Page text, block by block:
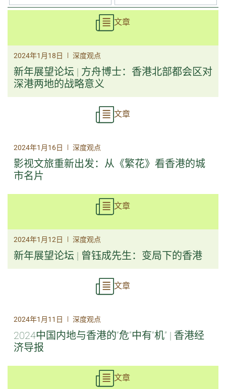
文章
2024年1月18日 | 深度观点
新年展望论坛 | 方舟博士：香港北部都会区对
深港两地的战略意义
文章
2024年1月16日 | 深度观点
影视文旅重新出发：从《繁花》看香港的城
市名片
文章
2024年1月12日 | 深度观点
新年展望论坛 | 曾钰成先生：变局下的香港
文章
2024年1月11日 | 深度观点
2024中国内地与香港的“危”中有“机” | 香港经
济导报
文章